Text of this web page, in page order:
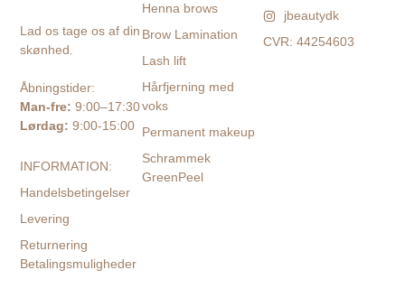
Lad os tage os af din
skønhed.
Åbningstider:
Man-fre:9:00–17:30
Lørdag: 9:00-15:00
INFORMATION:
Handelsbetingelser
Levering
Returnering
Betalingsmuligheder
Henna brows
Brow Lamination
Lash lift
Hårfjerning med
voks
Permanent makeup
Schrammek
GreenPeel
jbeautydk
CVR: 44254603